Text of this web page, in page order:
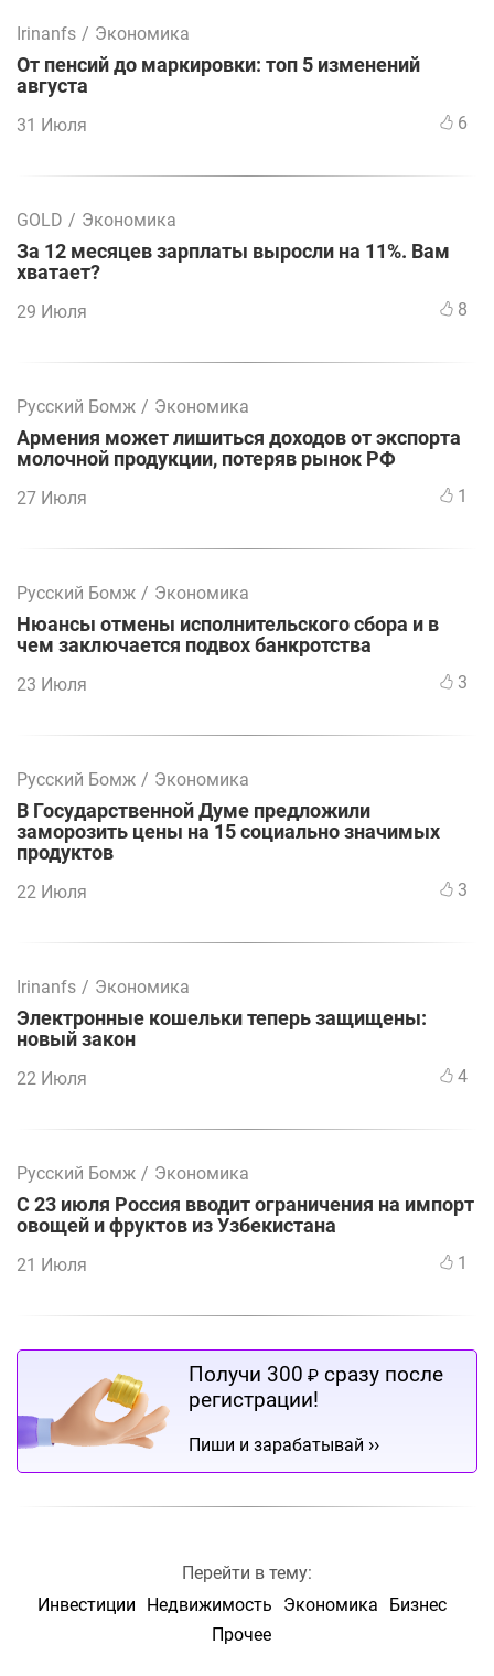
Irinanfs / Экономика
От пенсий до маркировки: топ 5 изменений
августа
31 Июля 6
GOLD / Экономика
За 12 месяцев зарплаты выросли на 11%. Вам
хватает?
29 Июля 8
Русский Бомж / Экономика
Армения может лишиться доходов от экспорта
молочной продукции, потеряв рынок РФ
27 Июля 1
Русский Бомж / Экономика
Нюансы отмены исполнительского сбора и в
чем заключается подвох банкротства
23 Июля 3
Русский Бомж / Экономика
В Государственной Думе предложили
заморозить цены на 15 социально значимых
продуктов
22 Июля 3
Irinanfs / Экономика
Электронные кошельки теперь защищены:
новый закон
22 Июля 4
Русский Бомж / Экономика
С 23 июля Россия вводит ограничения на импорт
овощей и фруктов из Узбекистана
21 Июля 1
Получи 300 ₽ сразу после
регистрации!
Пиши и зарабатывай ››
Перейти в тему:
Инвестиции
Недвижимость Экономика
Бизнес
Прочее